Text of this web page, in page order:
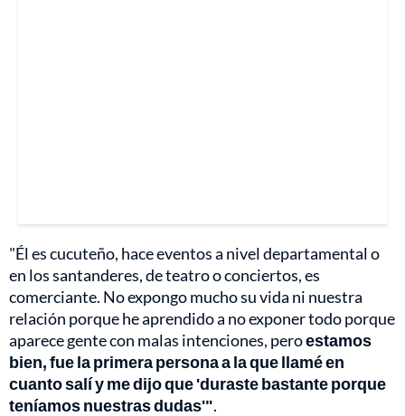
"Él es cucuteño, hace eventos a nivel departamental o
en los santanderes, de teatro o conciertos, es
comerciante. No expongo mucho su vida ni nuestra
relación porque he aprendido a no exponer todo porque
aparece gente con malas intenciones, peroestamos
bien, fue la primera persona a la que llamé en
cuanto salí y me dijo que 'duraste bastante porque
teníamos nuestras dudas'".